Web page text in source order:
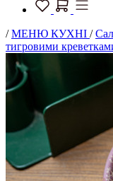
/МЕНЮ КУХНІ /
тигровими